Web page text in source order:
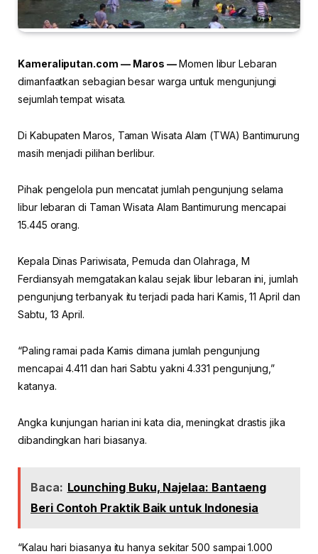
Kameraliputan.com — Maros —Momen libur Lebaran
dimanfaatkan sebagian besar warga untuk mengunjungi
sejumlah tempat wisata.
Di Kabupaten Maros, Taman Wisata Alam (TWA) Bantimurung
masih menjadi pilihan berlibur.
Pihak pengelola pun mencatat jumlah pengunjung selama
libur lebaran di Taman Wisata Alam Bantimurung mencapai
15.445 orang.
Kepala Dinas Pariwisata, Pemuda dan Olahraga, M
Ferdiansyah memgatakan kalau sejak libur lebaran ini, jumlah
pengunjung terbanyak itu terjadi pada hari Kamis, 11 April dan
Sabtu, 13 April.
“Paling ramai pada Kamis dimana jumlah pengunjung
mencapai 4.411 dan hari Sabtu yakni 4.331 pengunjung,”
katanya.
Angka kunjungan harian ini kata dia, meningkat drastis jika
dibandingkan hari biasanya.
Baca: Lounching Buku, Najelaa: Bantaeng
Beri Contoh Praktik Baik untuk Indonesia
“Kalau hari biasanya itu hanya sekitar 500 sampai 1.000